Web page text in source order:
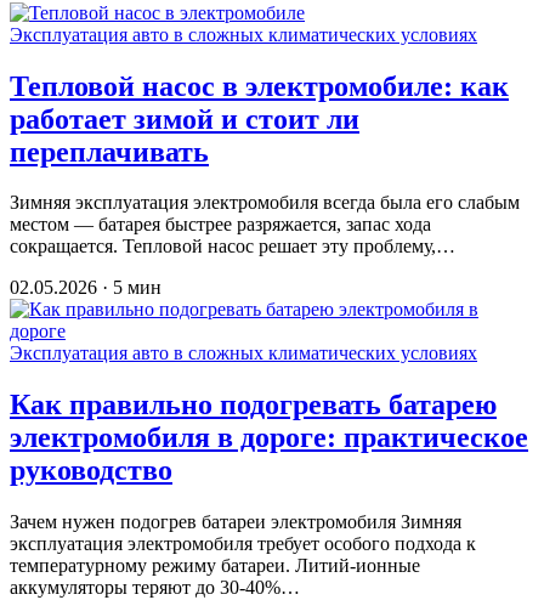
Эксплуатация авто в сложных климатических условиях
Тепловой насос в электромобиле: как
работает зимой и стоит ли
переплачивать
Зимняя эксплуатация электромобиля всегда была его слабым
местом — батарея быстрее разряжается, запас хода
сокращается. Тепловой насос решает эту проблему,…
02.05.2026 · 5 мин
Эксплуатация авто в сложных климатических условиях
Как правильно подогревать батарею
электромобиля в дороге: практическое
руководство
Зачем нужен подогрев батареи электромобиля Зимняя
эксплуатация электромобиля требует особого подхода к
температурному режиму батареи. Литий-ионные
аккумуляторы теряют до 30-40%…